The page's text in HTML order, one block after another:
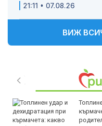
21:11 • 07.08.26
ВИЖ